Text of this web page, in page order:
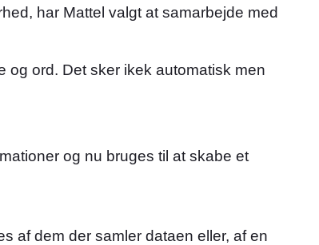
har Mattel valgt at samarbejde med
og ord. Det sker ikek automatisk men
og nu bruges til at skabe et
af dem der samler dataen eller, af en